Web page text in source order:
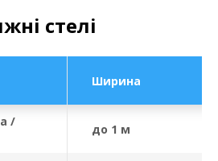
стелі
Ширина
/
до 1 м